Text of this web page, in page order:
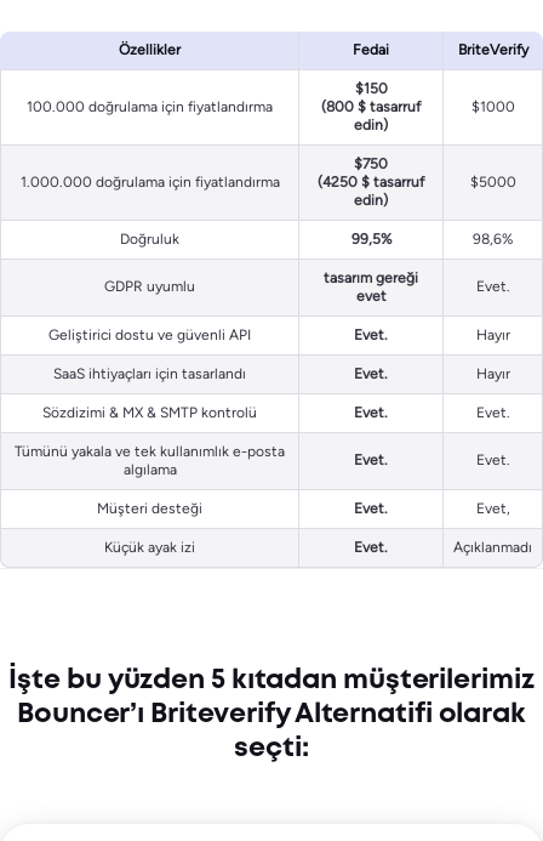
Özellikler Fedai BriteVerify
100.000 doğrulama için fiyatlandırma
$150
(800 $ tasarruf
edin)
$1000
1.000.000 doğrulama için fiyatlandırma
$750
(4250 $ tasarruf
edin)
$5000
Doğruluk 99,5% 98,6%
GDPR uyumlu
tasarım gereği
evet
Evet.
Geliştirici dostu ve güvenli API Evet. Hayır
SaaS ihtiyaçları için tasarlandı Evet. Hayır
Sözdizimi & MX & SMTP kontrolü Evet. Evet.
Tümünü yakala ve tek kullanımlık e-posta
algılama
Evet. Evet.
Müşteri desteği Evet. Evet,
Küçük ayak izi Evet. Açıklanmadı
İşte bu yüzden 5 kıtadan müşterilerimiz
Bouncer’ı Briteverify Alternatifi olarak
seçti: